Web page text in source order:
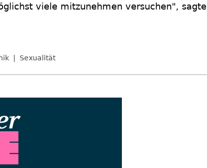
viele mitzunehmen versuchen", sagte
Sexualität